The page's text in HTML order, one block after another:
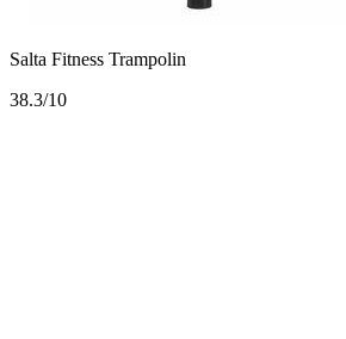
Salta Fitness Trampolin
38.3/10